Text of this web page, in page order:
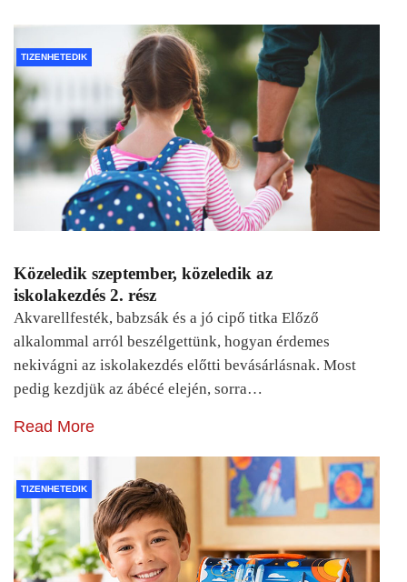
TIZENHETEDIK
Közeledik szeptember, közeledik az
iskolakezdés 2. rész
Akvarellfesték, babzsák és a jó cipő titka Előző
alkalommal arról beszélgettünk, hogyan érdemes
nekivágni az iskolakezdés előtti bevásárlásnak. Most
pedig kezdjük az ábécé elején, sorra…
Read More
TIZENHETEDIK